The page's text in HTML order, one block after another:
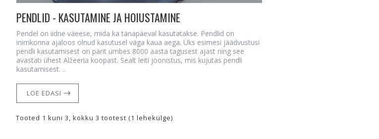
PENDLID - KASUTAMINE JA HOIUSTAMINE
Pendel on iidne väeese, mida ka tänapäeval kasutatakse. Pendlid on
inimkonna ajaloos olnud kasutusel väga kaua aega. Üks esimesi jäädvustusi
pendli kasutamisest on pärit umbes 8000 aasta tagusest ajast ning see
avastati ühest Alžeeria koopast. Sealt leiti joonistus, mis kujutas pendli
kasutamisest. ..
LOE EDASI
Tooted 1 kuni 3, kokku 3 tootest (1 lehekülge)